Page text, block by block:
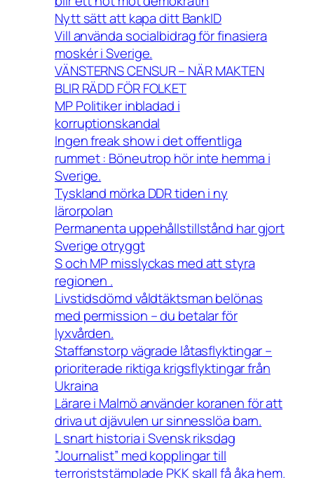
Nytt sätt att kapa ditt BankID
Vill använda socialbidrag för finasiera
moskér i Sverige.
VÄNSTERNS CENSUR – NÄR MAKTEN
BLIR RÄDD FÖR FOLKET
MP Politiker inbladad i
korruptionskandal
Ingen freak show i det offentliga
rummet : Böneutrop hör inte hemma i
Sverige.
Tyskland mörka DDR tiden i ny
lärorpolan
Permanenta uppehållstillstånd har gjort
Sverige otryggt
S och MP misslyckas med att styra
regionen .
Livstidsdömd våldtäktsman belönas
med permission – du betalar för
lyxvården.
Staffanstorp vägrade låtasflyktingar –
prioriterade riktiga krigsflyktingar från
Ukraina
Lärare i Malmö använder koranen för att
driva ut djävulen ur sinnesslöa barn.
L snart historia i Svensk riksdag
”Journalist” med kopplingar till
terroriststämplade PKK skall få åka hem.